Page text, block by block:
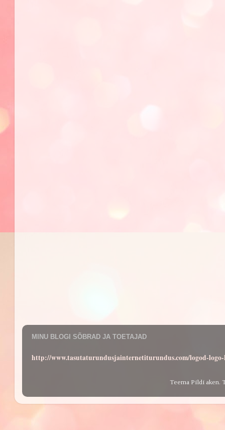
MINU BLOGI SÕBRAD JA TOETAJAD
http://www.tasutaturundusjainternetiturundus.com/logod-
Teema Pildi aken.